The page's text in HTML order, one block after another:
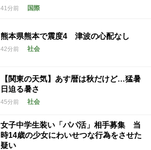
41分前 国際
熊本県熊本で震度4 津波の心配なし
42分前 社会
【関東の天気】あす暦は秋だけど…猛暑
日迫る暑さ
45分前 社会
女子中学生装い「パパ活」相手募集 当
時14歳の少女にわいせつな行為をさせた
疑い